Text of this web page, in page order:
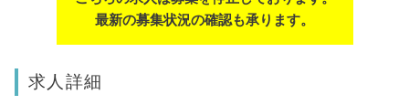
最新の募集状況の確認も承ります。
求人詳細